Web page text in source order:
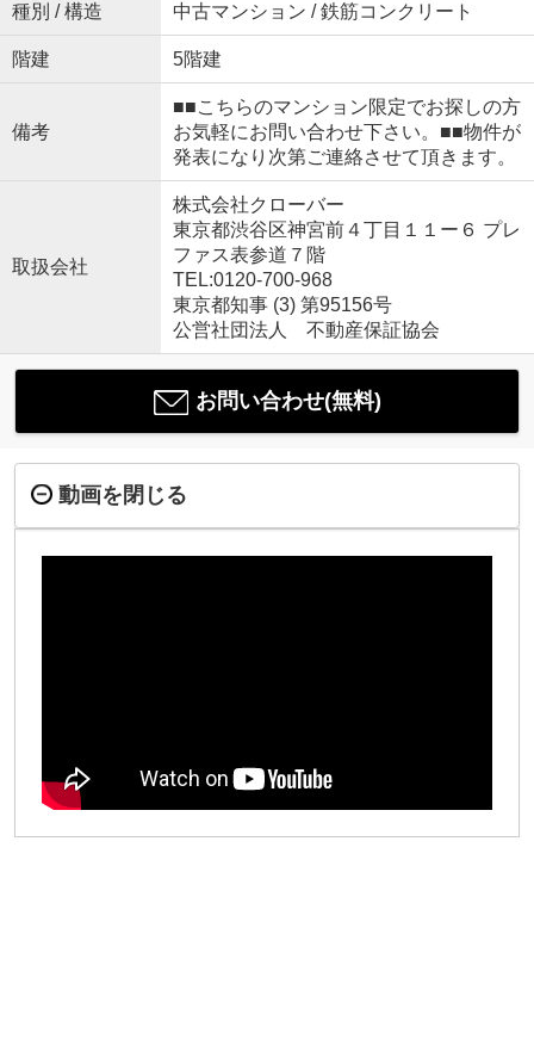
種別 / 構造 中古マンション / 鉄筋コンクリート
階建 5階建
備考
■■こちらのマンション限定でお探しの方
お気軽にお問い合わせ下さい。■■物件が
発表になり次第ご連絡させて頂きます。
取扱会社
株式会社クローバー
東京都渋谷区神宮前４丁目１１ー６ プレ
ファス表参道７階
TEL:0120-700-968
東京都知事 (3) 第95156号
公営社団法人 不動産保証協会
お問い合わせ(無料)
動画を閉じる